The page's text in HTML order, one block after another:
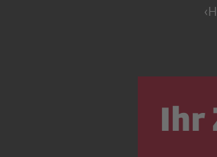
Ihr